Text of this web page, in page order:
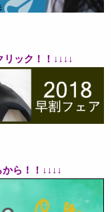
ック！！↓↓↓↓
ら！！↓↓↓↓